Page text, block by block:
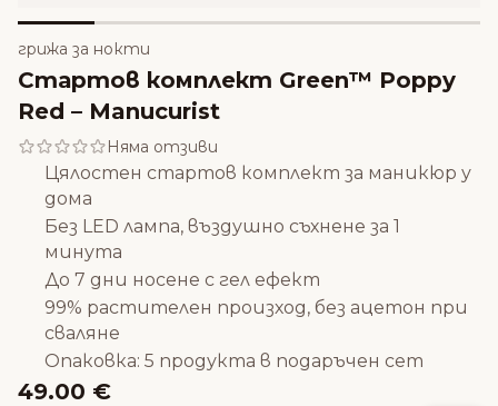
грижа за нокти
Стартов комплект Green™ Poppy
Red – Manucurist
Няма отзиви
Цялостен стартов комплект за маникюр у
дома
Без LED лампа, въздушно съхнене за 1
минута
До 7 дни носене с гел ефект
99% растителен произход, без ацетон при
сваляне
Опаковка: 5 продукта в подаръчен сет
49.00 €